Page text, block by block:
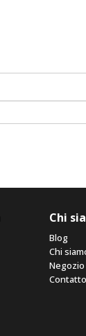
Chi
Blog
Chi
Negozio
Contatto